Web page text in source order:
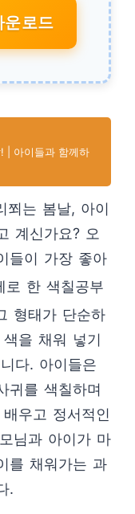
로드
| 아이들과 함께하
쬐는 봄날, 아이
계신가요? 오
들이 가장 좋아
로 한 색칠공부
형태가 단순하
을 채워 넣기
다. 아이들은
귀를 색칠하며
우고 정서적인
님과 아이가 마
를 채워가는 과
.